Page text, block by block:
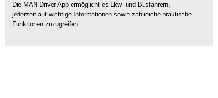
Die MAN Driver App ermöglicht es Lkw- und Busfahrern,
jederzeit auf wichtige Informationen sowie zahlreiche praktische
Funktionen zuzugreifen.